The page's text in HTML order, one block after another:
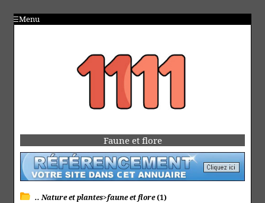
Menu
Faune et flore
.. Nature et plantes>faune et flore(1)